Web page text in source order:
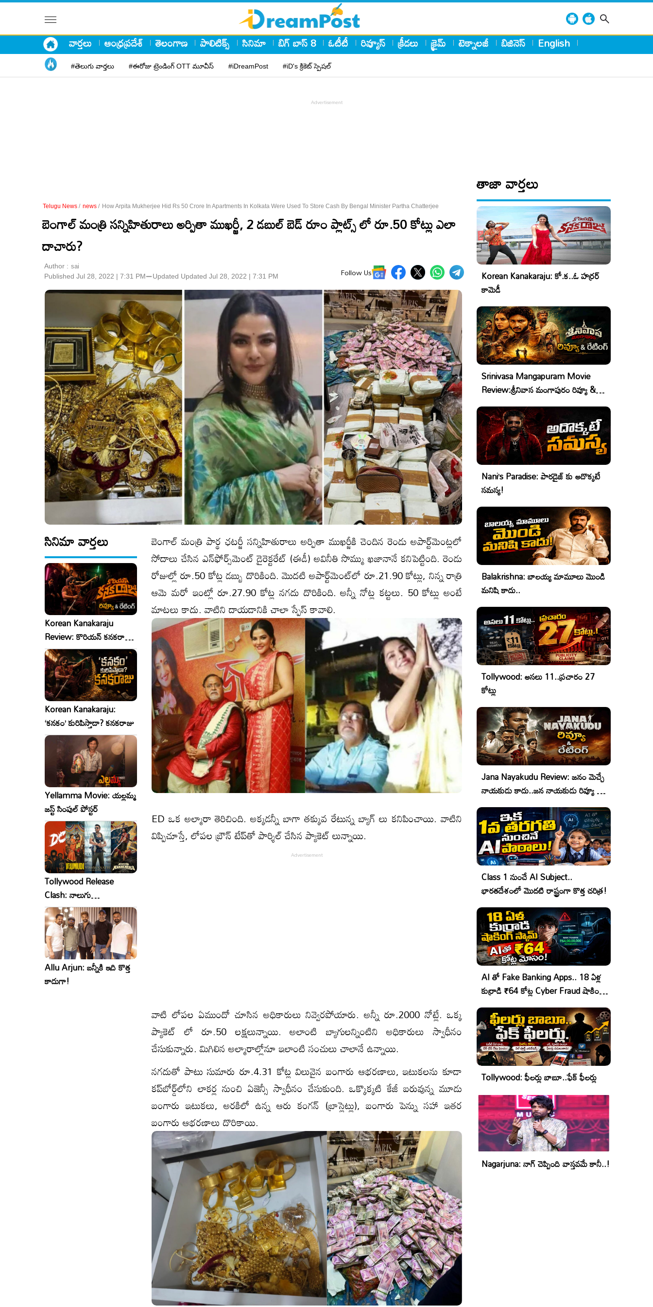
వార్తలు ఆంధ్రప్రదేశ్ తెలంగాణ పాలిటిక్స్ సినిమా బిగ్ బాస్ 8 ఓటీటీ రివ్యూస్ క్రీడలు క్రైమ్ టెక్నాలజీ బిజినెస్ English
#తెలుగు వార్తలు #ఈరోజు ట్రెండింగ్ OTT మూవీస్ #iDreamPost #iD's క్రికెట్ స్పెషల్
Telugu News / news / How Arpita Mukherjee Hid Rs 50 Crore In Apartments In Kolkata Were Used To Store Cash By Bengal Minister Partha Chatterjee
బెంగాల్ మంత్రి స‌న్నిహితురాలు అర్పితా ముఖర్జీ, 2 డబుల్ బెడ్ రూం ప్లాట్స్ లో రూ.50 కోట్లు ఎలా
దాచారు?
Author : sai
Published Jul 28, 2022 | 7:31 PM⚊Updated Updated Jul 28, 2022 | 7:31 PM Follow Us
సినిమా వార్తలు
Korean Kanakaraju
Review: కొరియన్ కనకరాజు
రివ్యూ & రేటింగ్!
Korean Kanakaraju:
‘కనకం’ కురిపిస్తాడా? కనకరాజు
Yellamma Movie: యల్లమ్మ
జస్ట్ సింపుల్ పోస్టర్
Tollywood Release
Clash: నాలుగు
సినిమాలు..ఒకేసారి..ఎందుకో?
Allu Arjun: బన్నీకి ఇది కొత్త
కాదుగా!
బెంగాల్ మంత్రి పార్థ ఛటర్జీ సన్నిహితురాలు అర్పితా ముఖర్జీకి చెందిన రెండు అపార్ట్‌మెంట్ల‌లో
సోదాలు చేసిన‌ ఎన్‌ఫోర్స్‌మెంట్ డైరెక్టరేట్ (ఈడీ) అవినీతి సొమ్ము ఖ‌జానానే కనిపెట్టింది. రెండు
రోజుల్లో రూ.50 కోట్ల డ‌బ్బు దొరికింది. మొదటి అపార్ట్‌మెంట్‌లో రూ.21.90 కోట్లు, నిన్న రాత్రి
ఆమె మరో ఇంట్లో రూ.27.90 కోట్ల నగదు దొరికింది. అన్నీ నోట్ల క‌ట్ట‌లు. 50 కోట్లు అంటే
మాట‌లు కాదు. వాటిని దాయ‌డానికి చాలా స్పేస్ కావాలి.
ED ఒక అల్మారా తెరిచింది. అక్క‌డ‌న్నీ బాగా త‌క్కువ రేటున్న బ్యాగ్ లు క‌నిపించాయి. వాటిని
విప్పిచూస్తే, లోపల బ్రౌన్ టేప్‌తో పార్శిల్ చేసిన ప్యాకెట్ లున్నాయి.
వాటి లోపల ఏముందో చూసిన‌ అధికారులు నివ్వెరపోయారు. అన్నీ రూ.2000 నోట్లే. ఒక్క‌
ప్యాకెట్ లో రూ.50 లక్షలున్నాయి. అలాంటి బ్యాగుల‌న్నింటిని అధికారులు స్వాధీనం
చేసుకున్నారు. మిగిలిన అల్మారాల్లోనూ ఇలాంటి సంచులు చాలానే ఉన్నాయి.
న‌గదుతో పాటు సుమారు రూ.4.31 కోట్ల విలువైన బంగారు ఆభరణాలు, ఇటుకలను కూడా
కప్‌బోర్డ్‌లోని లాకర్ల నుంచి ఏజెన్సీ స్వాధీనం చేసుకుంది. ఒక్కొక్కటి కేజీ బరువున్న మూడు
బంగారు ఇటుకలు, అర‌కిలో ఉన్న‌ ఆరు కంగన్ (బ్రాస్లెట్లు), బంగారు పెన్ను సహా ఇతర
బంగారు ఆభరణాలు దొరికాయి.
తాజా వార్తలు
Korean Kanakaraju: కో.క..ఓ హర్రర్
కామెడీ
Srinivasa Mangapuram Movie
Review:శ్రీనివాస మంగాపురం రివ్యూ &
రేటింగ్
Nani’s Paradise: పారడైజ్ కు అదొక్కటే
సమస్య!
Balakrishna: బాలయ్య మామూలు మొండి
మనిషి కాదు..
Tollywood: అసలు 11..ప్రచారం 27
కోట్లు
Jana Nayakudu Review: జనం మెచ్చే
నాయకుడు కాదు..జన నాయకుడు రివ్యూ &
రేటింగ్!
Class 1 నుంచే AI Subject..
భారతదేశంలో మొదటి రాష్ట్రంగా కొత్త చరిత్ర!
AI తో Fake Banking Apps.. 18 ఏళ్ల
కుర్రాడి ₹64 కోట్ల Cyber Fraud షాకింగ్
ఆపరేషన్!
Tollywood: ఫీలర్లు బాబూ..ఫేక్ ఫీలర్లు
Nagarjuna: నాగ్ చెప్పింది వాస్తవమే కానీ..!